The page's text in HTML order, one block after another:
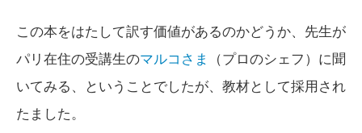
この本をはたして訳す価値があるのかどうか、先生が
パリ在住の受講生のマルコさま
（プロのシェフ）に聞
いてみる、ということでしたが、教材として採用され
たました。